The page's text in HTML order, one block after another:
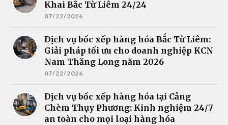
Khai Bắc Từ Liêm 24/24
07/22/2026
Dịch vụ bốc xếp hàng hóa Bắc Từ Liêm:
Giải pháp tối ưu cho doanh nghiệp KCN
Nam Thăng Long năm 2026
07/22/2026
Dịch vụ bốc xếp hàng hóa tại Cảng
Chèm Thụy Phương: Kinh nghiệm 24/7
an toàn cho mọi loại hàng hóa